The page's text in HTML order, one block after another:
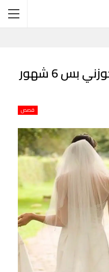
لو سمحت ممكن تتجوزني بس 6 شهور
قصص